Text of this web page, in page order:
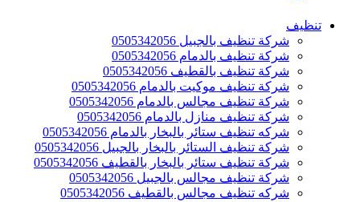
تنظيف
شركة تنظيف بالجبيل 0505342056
شركة تنظيف بالدمام 0505342056
شركة تنظيف بالقطيف 0505342056
شركة تنظيف موكيت بالدمام 0505342056
شركة تنظيف مجالس بالدمام 0505342056
شركة تنظيف منازل بالدمام 0505342056
شركه تنظيف ستائر بالبخار بالدمام 0505342056
شركة تنظيف الستائر بالبخار بالجبيل 0505342056
شركة تنظيف ستائر بالبخار بالقطيف 0505342056
شركة تنظيف مجالس بالجبيل 0505342056
شركه تنظيف مجالس بالقطيف 0505342056